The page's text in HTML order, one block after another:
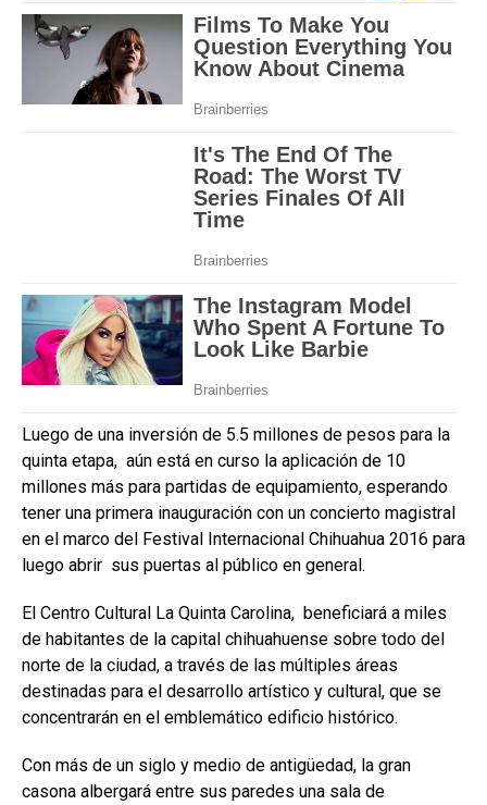
Luego de una inversión de 5.5 millones de pesos para la
quinta etapa, aún está en curso la aplicación de 10
millones más para partidas de equipamiento, esperando
tener una primera inauguración con un concierto magistral
en el marco del Festival Internacional Chihuahua 2016 para
luego abrir sus puertas al público en general.
El Centro Cultural La Quinta Carolina, beneficiará a miles
de habitantes de la capital chihuahuense sobre todo del
norte de la ciudad, a través de las múltiples áreas
destinadas para el desarrollo artístico y cultural, que se
concentrarán en el emblemático edificio histórico.
Con más de un siglo y medio de antigüedad, la gran
casona albergará entre sus paredes una sala de